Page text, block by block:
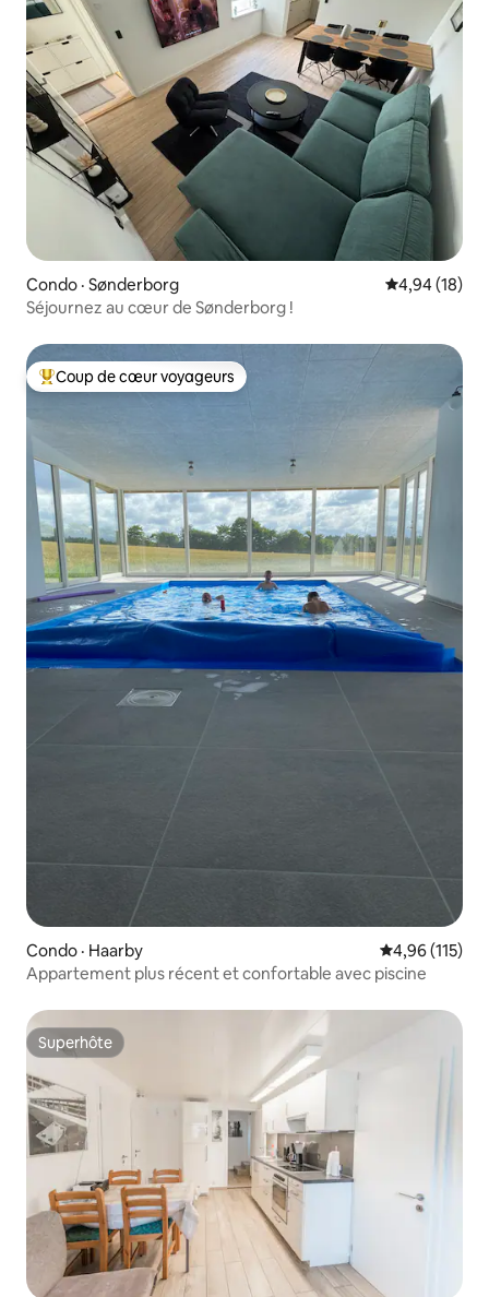
Condo · Sønderborg Note
4,94 (18)
Séjournez au cœur de Sønderborg !
Coup de cœur voyageurs parmi les plus aimés
Coup de cœur voyageurs
Condo · Haarby Note
4,96 (115)
Appartement plus récent et confortable avec piscine
Superhôte
Superhôte